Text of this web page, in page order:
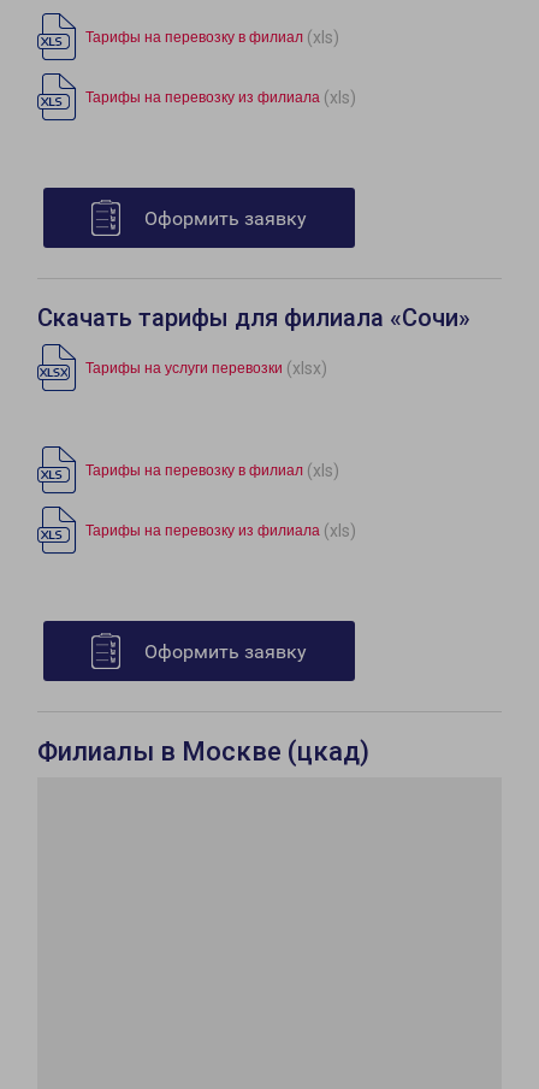
Тарифы на перевозку в филиал (xls)
Тарифы на перевозку из филиала (xls)
Оформить заявку
Скачать тарифы для филиала «Сочи»
Тарифы на услуги перевозки (xlsx)
Тарифы на перевозку в филиал (xls)
Тарифы на перевозку из филиала (xls)
Оформить заявку
Филиалы в Москве (цкад)